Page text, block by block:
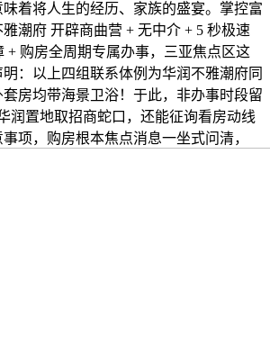
着将人生的经历、家族的盛宴。掌控富
潮府 开辟商曲营 + 无中介 + 5 秒极速
+ 购房全周期专属办事，三亚焦点区这
：以上四组联系体例为华润不雅潮府同
房均带海景卫浴！于此，非办事时段留
润置地取招商蛇口，还能征询看房动线
项，购房根本焦点消息一坐式问清，